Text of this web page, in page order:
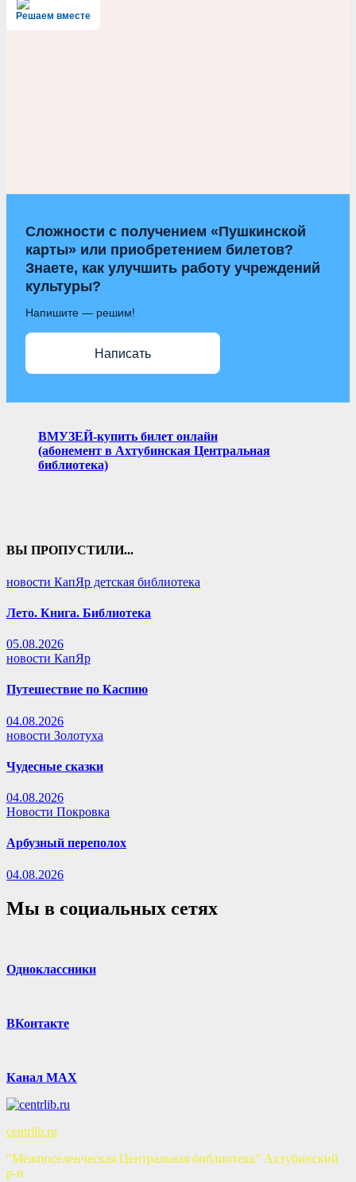
Решаем вместе
Сложности с получением «Пушкинской
карты» или приобретением билетов?
Знаете, как улучшить работу учреждений
культуры?
Напишите — решим!
Написать
ВМУЗЕЙ-купить билет онлайн
(абонемент в Ахтубинская Центральная
библиотека)
ВЫ ПРОПУСТИЛИ...
новости КапЯр детская библиотека
Лето. Книга. Библиотека
05.08.2026
новости КапЯр
Путешествие по Каспию
04.08.2026
новости Золотуха
Чудесные сказки
04.08.2026
Новости Покровка
Арбузный переполох
04.08.2026
Мы в социальных сетях
Одноклассники
ВКонтакте
Канал MAX
centrlib.ru
"Межпоселенческая Центральная библиотека" Ахтубинский
р-н